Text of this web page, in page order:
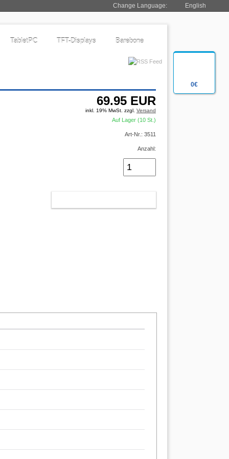
0€
Change Language: English
TabletPC TFT-Displays Barebone
69.95 EUR
inkl. 19% MwSt. zzgl. Versand
Auf Lager (10 St.)
Art-Nr.: 3511
Anzahl: